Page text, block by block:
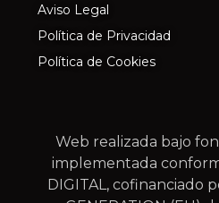
Aviso Legal
Política de Privacidad
Política de Cookies
Web realizada bajo
implementada
DIGITAL, cofinanciado